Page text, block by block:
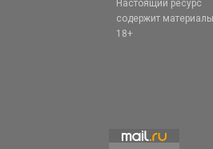
Настоящий ресурс
содержит
18+